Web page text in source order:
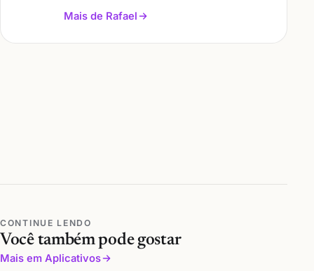
Mais de Rafael
CONTINUE LENDO
Você também pode gostar
Mais em Aplicativos